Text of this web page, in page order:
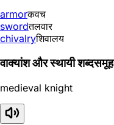
armorकवच
swordतलवार
chivalryशिवालय
वाक्यांश और स्थायी शब्दसमूह
medieval knight